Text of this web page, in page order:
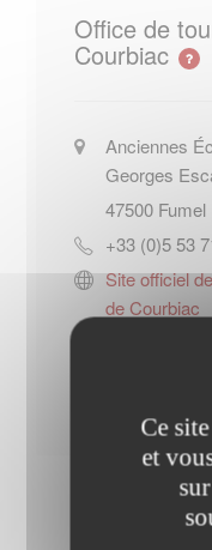
Office de
Courbiac
Anciennes
Georges
47500 Fumel
+33 (0)5 53
Site officiel
de Courbiac
Ce
et